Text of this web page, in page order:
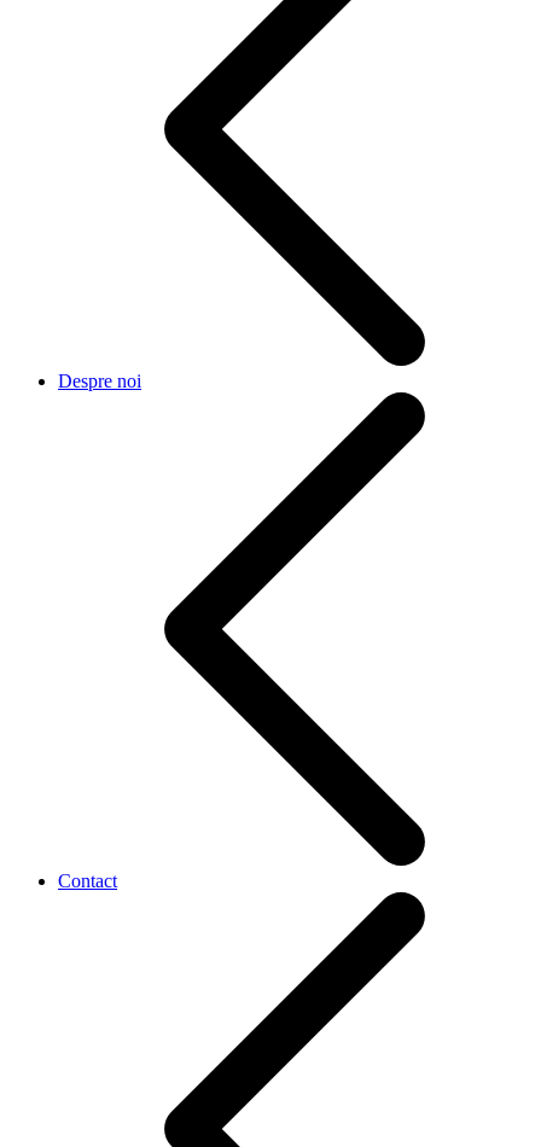
Despre noi
Contact